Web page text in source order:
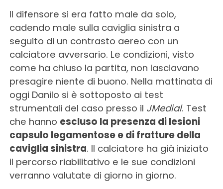
Il difensore si era fatto male da solo,
cadendo male sulla caviglia sinistra a
seguito di un contrasto aereo con un
calciatore avversario. Le condizioni, visto
come ha chiuso la partita, non lasciavano
presagire niente di buono. Nella mattinata di
oggi Danilo si è sottoposto ai test
strumentali del caso presso il JMedial. Test
che hanno escluso la presenza di lesioni
capsulo legamentose e di fratture della
caviglia sinistra. Il calciatore ha già iniziato
il percorso riabilitativo e le sue condizioni
verranno valutate di giorno in giorno.